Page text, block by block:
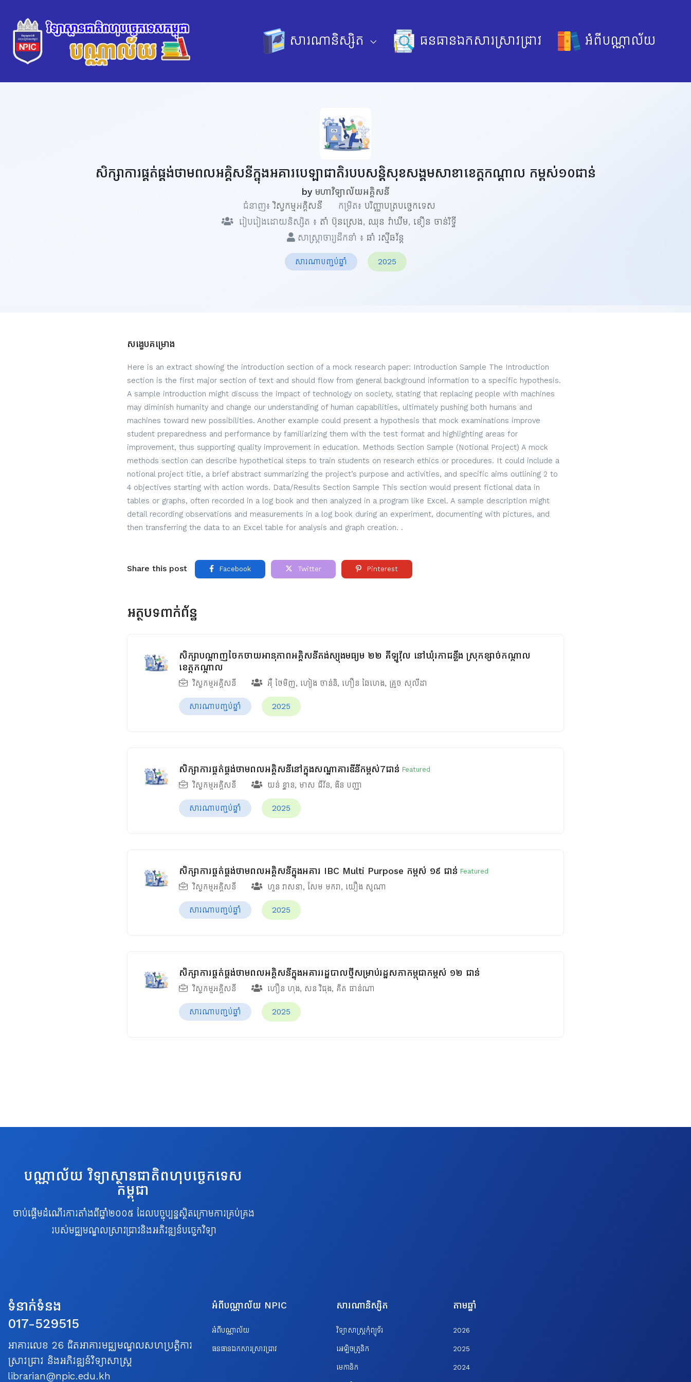
សារណានិស្សិត ធនធានឯកសារស្រាវជ្រាវ អំពីបណ្ណាល័យ
សិក្សាការផ្គត់ផ្គង់ថាមពលអគ្គិសនីក្នុងអគារបេឡាជាតិរបបសន្តិសុខ​សង្គមសាខាខេត្តកណ្តាល កម្ពស់១០ជាន់
by មហាវិទ្យាល័យអគ្គិសនី
ជំនាញ៖វិស្វកម្មអគ្គិសនី កម្រិត៖ បរិញ្ញាបត្របច្ចេកទេស
រៀបរៀងដោយនិស្សិត ៖ តាំ ប៊ុនស្រេង, ឈុន វ៉ាឃីម​, ខឿន ចាន់រិទ្ធី​
សាស្ត្រាចារ្យដឹកនាំ ៖ ឆាំ រស្មីឆវ័ន្ត
សារណាបញ្ចប់ឆ្នាំ 2025
សង្ខេបគម្រោង
Here is an extract showing the introduction section of a mock research paper: Introduction Sample The Introduction
section is the first major section of text and should flow from general background information to a specific hypothesis.
A sample introduction might discuss the impact of technology on society, stating that replacing people with machines
may diminish humanity and change our understanding of human capabilities, ultimately pushing both humans and
machines toward new possibilities. Another example could present a hypothesis that mock examinations improve
student preparedness and performance by familiarizing them with the test format and highlighting areas for
improvement, thus supporting quality improvement in education. Methods Section Sample (Notional Project) A mock
methods section can describe hypothetical steps to train students on research ethics or procedures. It could include a
notional project title, a brief abstract summarizing the project’s purpose and activities, and specific aims outlining 2 to
4 objectives starting with action words. Data/Results Section Sample This section would present fictional data in
tables or graphs, often recorded in a log book and then analyzed in a program like Excel. A sample description might
detail recording observations and measurements in a log book during an experiment, documenting with pictures, and
then transferring the data to an Excel table for analysis and graph creation. .
Share this post Facebook Twitter Pinterest
អត្ថបទពាក់ព័ន្ធ
សិក្សាបណ្តាញចែកចាយអានុភាពអគ្គិសនីតង់ស្យុងមធ្យម ២២ គីឡូវ៉ុល នៅឃុំរកាជន្លឹង ស្រុកខ្សាច់កណ្ដាល
ខេត្តកណ្ដាល
វិស្វកម្មអគ្គិសនី អ៊ឺ ថៃមិញ, ហៀង ចាន់និ, ហឿន ឆៃហេង, គ្រួច សុលីដា
សារណាបញ្ចប់ឆ្នាំ 2025
សិក្សាការផ្គត់ផ្គង់ថាមពលអគ្គិសនីនៅក្នុងសណ្ឋាគារឌីនីកម្ពស់7ជាន់ Featured
វិស្វកម្មអគ្គិសនី យន់ ខ្នាន, មាស ជីវ័ន, ងិន បញ្ញា
សារណាបញ្ចប់ឆ្នាំ 2025
សិក្សាការផ្គត់ផ្គង់ថាមពលអគ្គិសនីក្នុងអគារ IBC Multi Purpose កម្ពស់ ១៩ ជាន់ Featured
វិស្វកម្មអគ្គិសនី ហួន​ វាសនា, សែម មករា, យឿង សូណា
សារណាបញ្ចប់ឆ្នាំ 2025
សិក្សាការផ្គត់ផ្គង់ថាមពលអគ្គិសនីក្នុងអគាររដ្ឋបាលថ្មីសម្រាប់រដ្ឋសភាកម្ពុជាកម្ពស់ ១២ ជាន់
វិស្វកម្មអគ្គិសនី ហឿន ហុង, សន វិជុង, គិត ផាន់ណា
សារណាបញ្ចប់ឆ្នាំ 2025
បណ្ណាល័យ វិទ្យាស្ថានជាតិពហុបច្ចេកទេស
កម្ពុជា
ចាប់ផ្តើមដំណើរការតាំងពីឆ្នាំ២០០៥ ដែលបច្ចុប្បន្នស្ថិតក្រោមការគ្រប់គ្រង
របស់មជ្ឈមណ្ឌលស្រាវជ្រាវនិងអភិវឌ្ឍន៍បច្ចេកវិទ្យា
ទំនាក់ទំនង
017-529515
អាគារលេខ 26 ជិតអាគារមជ្ឈមណ្ឌលសហប្រត្តិការ
ស្រាវជ្រាវ និងអភិវឌ្ឍន៍វិទ្យាសាស្ត្រ
librarian@npic.edu.kh
អំពីបណ្ណាល័យ NPIC
អំពីបណ្ណាល័យ
ធនធានឯកសារស្រាវជ្រាវ
សារណានិស្សិត
វិទ្យាសាស្ត្រកុំព្យូទ័រ
អេឡិចត្រូនិក
មេកានិក
តាមឆ្នាំ
2026
2025
2024